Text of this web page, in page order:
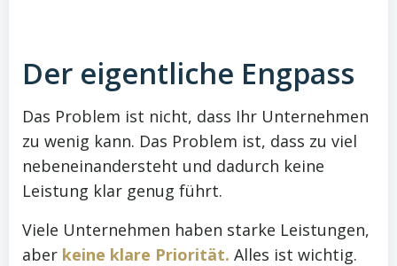
Der eigentliche Engpass
Das Problem ist nicht, dass Ihr Unternehmen
zu wenig kann. Das Problem ist, dass zu viel
nebeneinandersteht und dadurch keine
Leistung klar genug führt.
Viele Unternehmen haben starke Leistungen,
aber keine klare Priorität. Alles ist wichtig.